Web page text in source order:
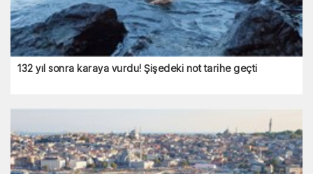
132 yıl sonra karaya vurdu! Şişedeki not tarihe geçti